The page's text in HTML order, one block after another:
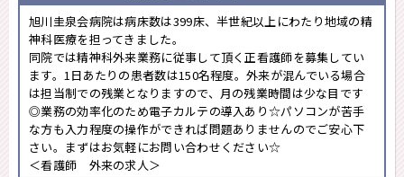
旭川圭泉会病院は病床数は399床、半世紀以上にわたり地域の精
神科医療を担ってきました。
同院では精神科外来業務に従事して頂く正看護師を募集してい
ます。1日あたりの患者数は150名程度。外来が混んでいる場合
は担当制での残業となりますので、月の残業時間は少な目です
◎業務の効率化のため電子カルテの導入あり☆パソコンが苦手
な方も入力程度の操作ができれば問題ありませんのでご安心下
さい。まずはお気軽にお問い合わせください☆
＜看護師 外来の求人＞